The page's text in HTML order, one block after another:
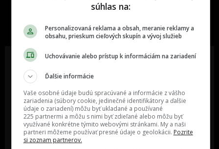
One time najzábavnejšie miesto na
najzabávnejšie miesto na svete
Oslov reklamou viac ako milión
ľudí v rôznych vekových
kategóriách a na rôznych
sociálnych sieťach a nakopni svoj
biznis alebo produkt.
MÁM ZÁUJEM O
SPOLUPRÁCU
poznáš niekoho, o kom by sme
mali určite napísať?
POŠLI NÁM TIP NA ČLÁNOK
súhlas na:
Personalizovaná reklama a obsah, meranie reklamy a
obsahu, prieskum cieľových skupín a vývoj služieb
Uchovávanie alebo prístup k informáciám na zariadení
Ďalšie informácie
Vaše osobné údaje budú spracúvané a informácie z vášho
zariadenia (súbory cookie, jedinečné identifikátory a ďalšie
údaje o zariadení) môžu byť ukladané a používané
225 partnermi a môžu s nimi byť zdieľané alebo môžu byť
využívané konkrétne týmito webovými stránkami. My a naši
partneri môžeme používať presné údaje o geolokácii. Pozrite
si zoznam partnerov.